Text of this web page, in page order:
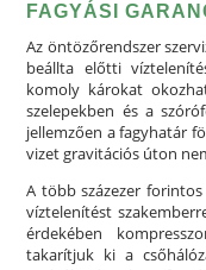
FAGYÁSI
Az öntözőrendszer
beállta előtti
komoly károkat
szelepekben és a
jellemzően a fagyhatár
vizet gravitációs úton
A több százezer
víztelenítést
érdekében
takarítjuk ki a